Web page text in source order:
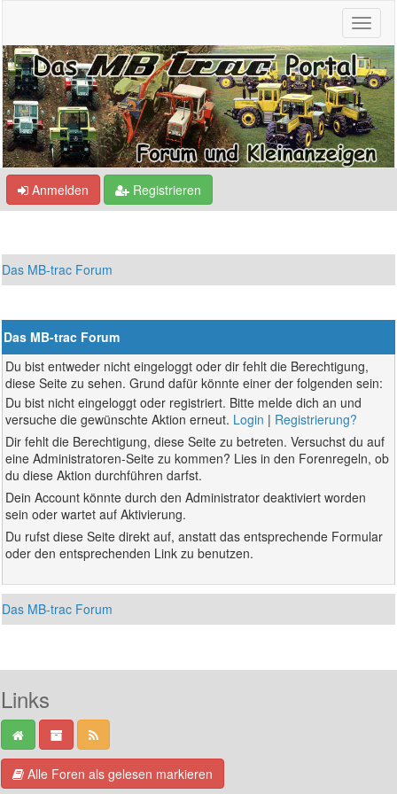
Anmelden Registrieren
Das MB-trac Forum
Das MB-trac Forum
Du bist entweder nicht eingeloggt oder dir fehlt die Berechtigung,
diese Seite zu sehen. Grund dafür könnte einer der folgenden sein:
Du bist nicht eingeloggt oder registriert. Bitte melde dich an und
versuche die gewünschte Aktion erneut. Login | Registrierung?
Dir fehlt die Berechtigung, diese Seite zu betreten. Versuchst du auf
eine Administratoren-Seite zu kommen? Lies in den Forenregeln, ob
du diese Aktion durchführen darfst.
Dein Account könnte durch den Administrator deaktiviert worden
sein oder wartet auf Aktivierung.
Du rufst diese Seite direkt auf, anstatt das entsprechende Formular
oder den entsprechenden Link zu benutzen.
Das MB-trac Forum
Links
Alle Foren als gelesen markieren